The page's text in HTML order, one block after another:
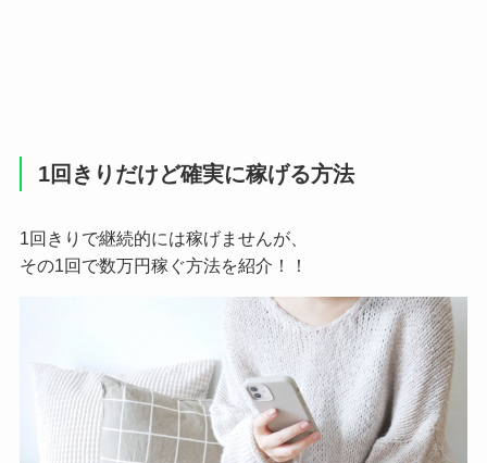
1回きりだけど確実に稼げる方法
1回きりで継続的には稼げませんが、
その1回で数万円稼ぐ方法を紹介！！